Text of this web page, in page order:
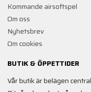
Kommande airsoftspel
Om oss
Nyhetsbrev
Om cookies
BUTIK & ÖPPETTIDER
Vår butik är belägen